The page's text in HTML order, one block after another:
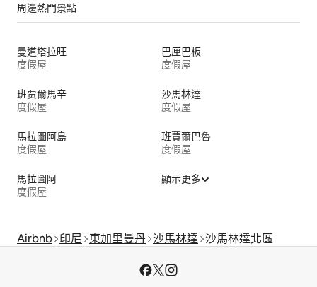
周邊熱門景點
曼道塔拉旺
度假屋
巴厘巴板
度假屋
班贾爾馬辛
度假屋
沙馬林達
度假屋
馬拉圖阿島
度假屋
班賈爾巴魯
度假屋
馬拉圖阿
度假屋
顯示更多
Airbnb 印尼 東加里曼丹 沙馬林達 沙馬林達北區